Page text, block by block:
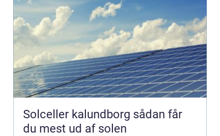
Solceller kalundborg sådan får
du mest ud af solen